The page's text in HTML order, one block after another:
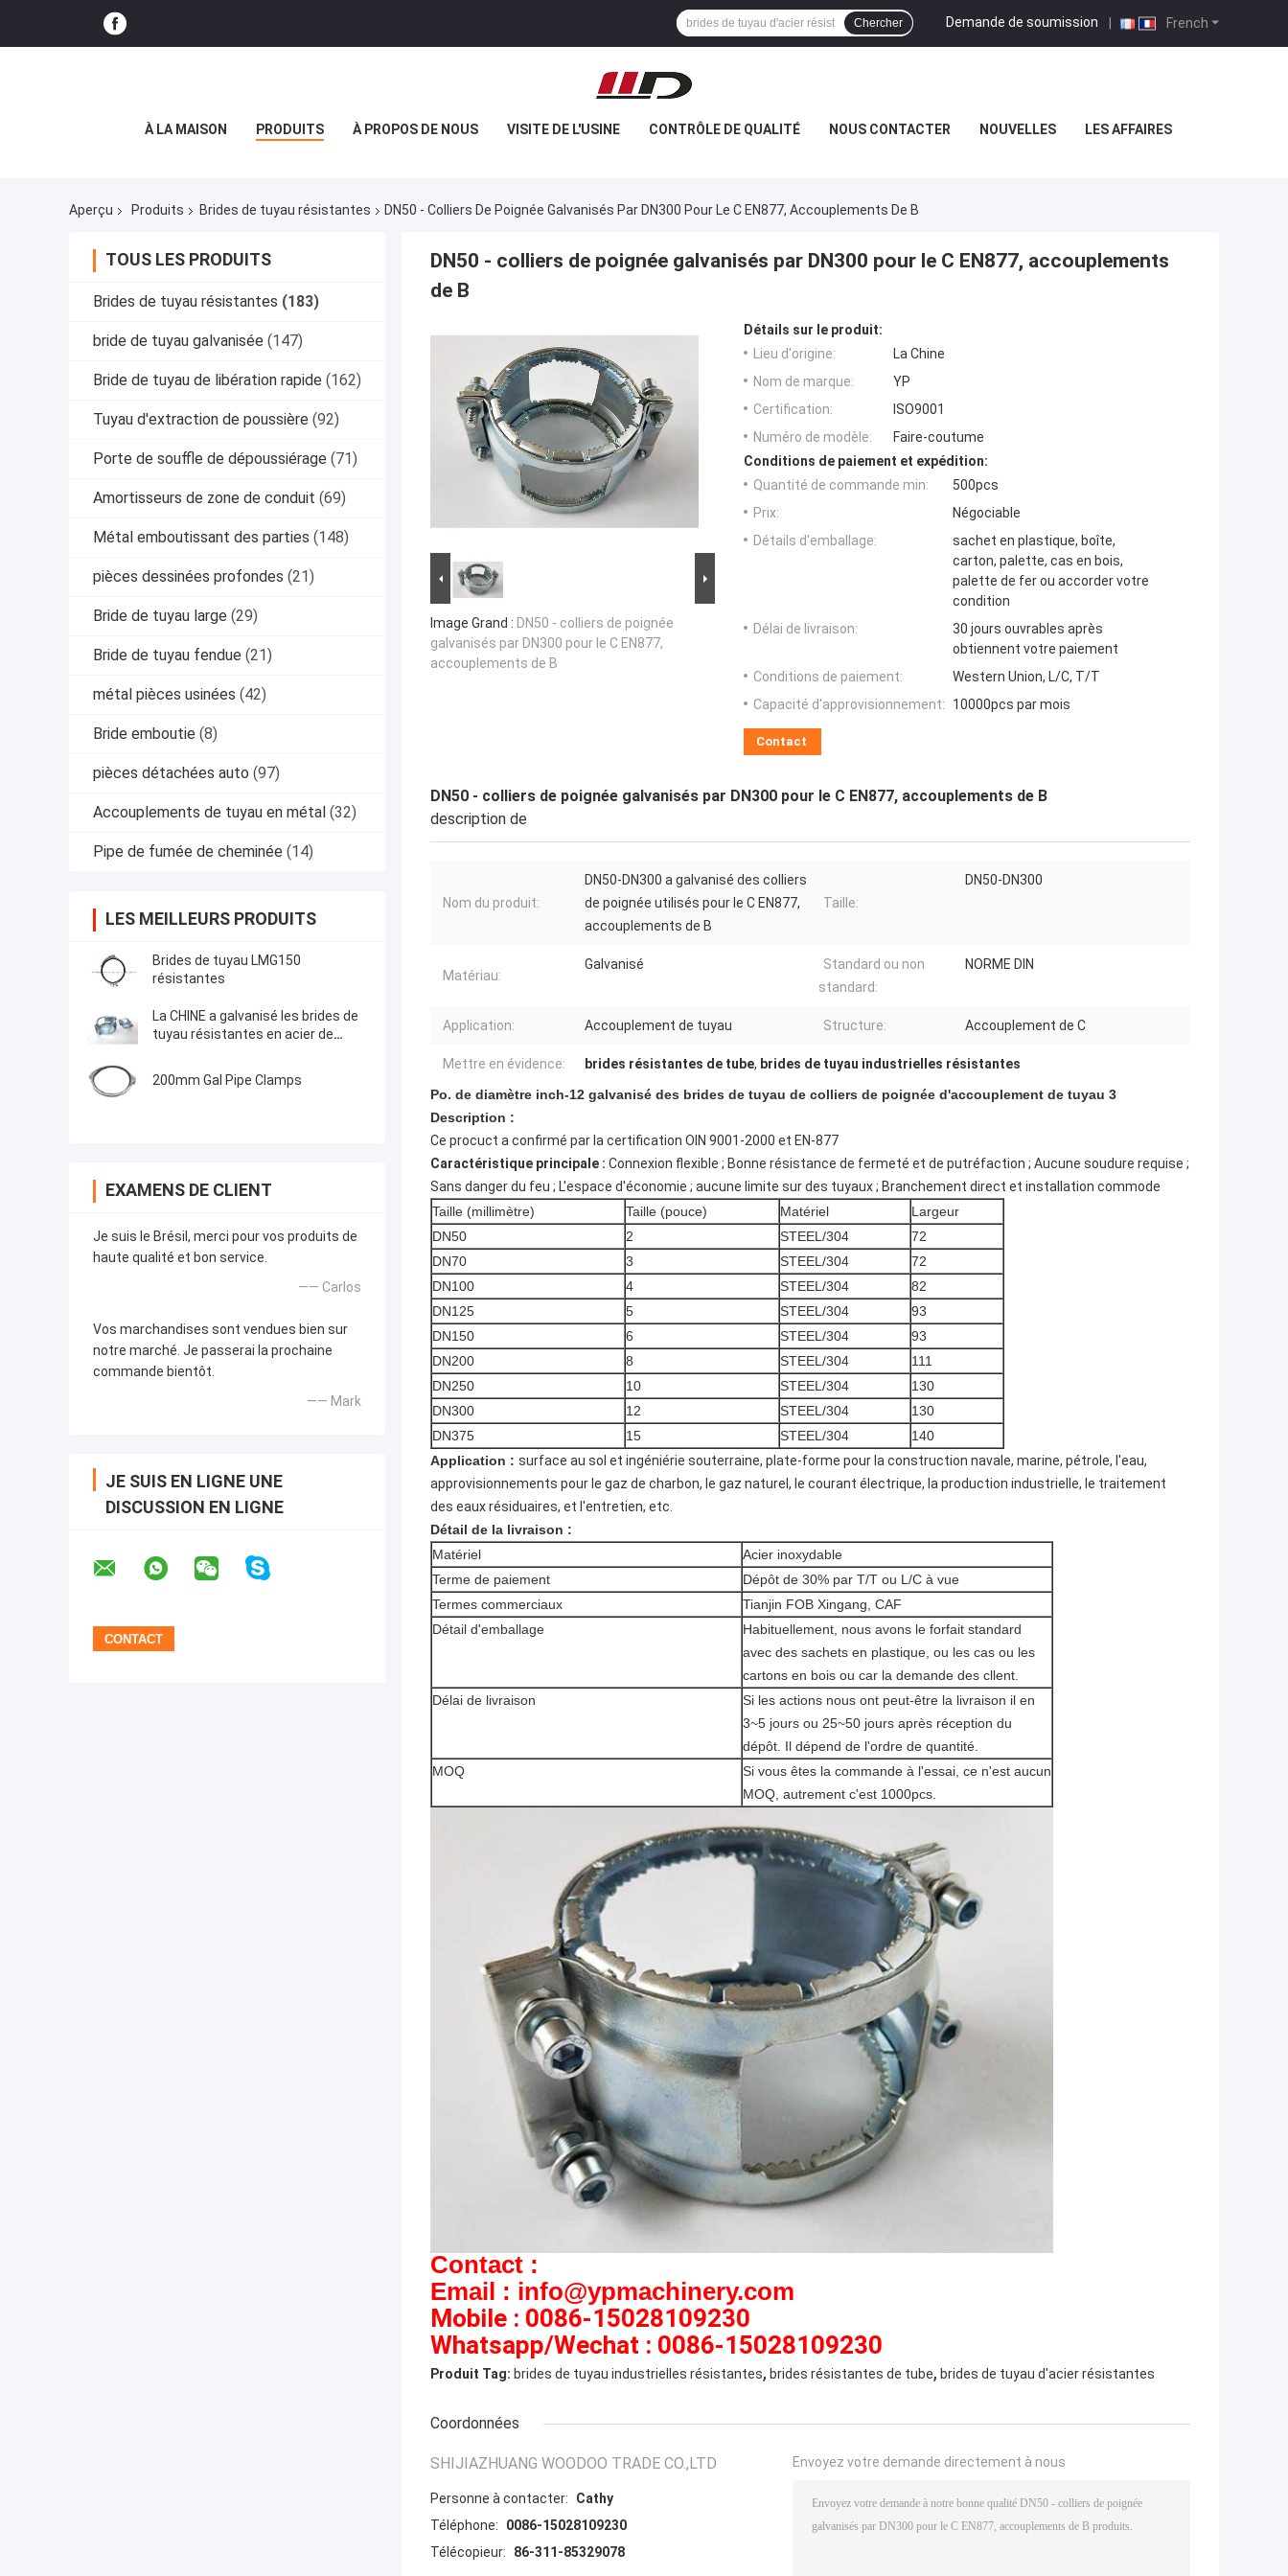
French
Demande de soumission |
Chercher
À LA MAISON PRODUITS À PROPOS DE NOUS VISITE DE L'USINE CONTRÔLE DE QUALITÉ NOUS CONTACTER NOUVELLES LES AFFAIRES
Aperçu Produits Brides de tuyau résistantes DN50 - Colliers De Poignée Galvanisés Par DN300 Pour Le C EN877, Accouplements De B
TOUS LES PRODUITS
Brides de tuyau résistantes (183)
bride de tuyau galvanisée (147)
Bride de tuyau de libération rapide (162)
Tuyau d'extraction de poussière (92)
Porte de souffle de dépoussiérage (71)
Amortisseurs de zone de conduit (69)
Métal emboutissant des parties (148)
pièces dessinées profondes (21)
Bride de tuyau large (29)
Bride de tuyau fendue (21)
métal pièces usinées (42)
Bride emboutie (8)
pièces détachées auto (97)
Accouplements de tuyau en métal (32)
Pipe de fumée de cheminée (14)
LES MEILLEURS PRODUITS
Brides de tuyau LMG150
résistantes
La CHINE a galvanisé les brides de
tuyau résistantes en acier de
200mm Gal Pipe Clamps
EXAMENS DE CLIENT
Je suis le Brésil, merci pour vos produits de
haute qualité et bon service.
—— Carlos
Vos marchandises sont vendues bien sur
notre marché. Je passerai la prochaine
commande bientôt.
—— Mark
JE SUIS EN LIGNE UNE
DISCUSSION EN LIGNE
DN50 - colliers de poignée galvanisés par DN300 pour le C EN877, accouplements
de B
Image Grand : DN50 - colliers de poignée
galvanisés par DN300 pour le C EN877,
accouplements de B
Détails sur le produit:
Lieu d'origine:
La Chine
Nom de marque:
YP
Certification:
ISO9001
Numéro de modèle:
Faire-coutume
Conditions de paiement et expédition:
Quantité de commande min:
500pcs
Prix:
Négociable
Détails d'emballage:
sachet en plastique, boîte,
carton, palette, cas en bois,
palette de fer ou accorder votre
condition
Délai de livraison:
30 jours ouvrables après
obtiennent votre paiement
Conditions de paiement:
Western Union, L/C, T/T
Capacité d'approvisionnement:
10000pcs par mois
Contact
DN50 - colliers de poignée galvanisés par DN300 pour le C EN877, accouplements de B
description de
Nom du produit:
DN50-DN300 a galvanisé des colliers
de poignée utilisés pour le C EN877,
accouplements de B
Taille:
DN50-DN300
Matériau:
Galvanisé
Standard ou non
standard:
NORME DIN
Application: Accouplement de tuyau Structure: Accouplement de C
Mettre en évidence: brides résistantes de tube, brides de tuyau industrielles résistantes
Po. de diamètre inch-12 galvanisé des brides de tuyau de colliers de poignée d'accouplement de tuyau 3
Description :
Ce procuct a confirmé par la certification OIN 9001-2000 et EN-877
Caractéristique principale : Connexion flexible ; Bonne résistance de fermeté et de putréfaction ; Aucune soudure requise ;
Sans danger du feu ; L'espace d'économie ; aucune limite sur des tuyaux ; Branchement direct et installation commode
Taille (millimètre)
Taille (pouce) Matériel
Largeur
DN50
2 STEEL/304
72
DN70
3 STEEL/304
72
DN100
4 STEEL/304
82
DN125
5 STEEL/304
93
DN150
6 STEEL/304
93
DN200
8 STEEL/304
111
DN250
10 STEEL/304
130
DN300
12 STEEL/304
130
DN375
15 STEEL/304
140
Application : surface au sol et ingéniérie souterraine, plate-forme pour la construction navale, marine, pétrole, l'eau,
approvisionnements pour le gaz de charbon, le gaz naturel, le courant électrique, la production industrielle, le traitement
des eaux résiduaires, et l'entretien, etc.
Détail de la livraison :
Matériel
Acier inoxydable
Terme de paiement
Dépôt de 30% par T/T ou L/C à vue
Termes commerciaux
Tianjin FOB Xingang, CAF
Détail d'emballage
Habituellement, nous avons le forfait standard
avec des sachets en plastique, ou les cas ou les
cartons en bois ou car la demande des cllent.
Délai de livraison
Si les actions nous ont peut-être la livraison il en
3~5 jours ou 25~50 jours après réception du
dépôt. Il dépend de l'ordre de quantité.
MOQ
Si vous êtes la commande à l'essai, ce n'est aucun
MOQ, autrement c'est 1000pcs.
Contact :
Email : info@ypmachinery.com
Mobile : 0086-15028109230
Whatsapp/Wechat : 0086-15028109230
Produit Tag: brides de tuyau industrielles résistantes, brides résistantes de tube, brides de tuyau d'acier résistantes
Coordonnées
SHIJIAZHUANG WOODOO TRADE CO.,LTD
Personne à contacter:
Cathy
Téléphone:
0086-15028109230
Télécopieur:
86-311-85329078
Envoyez votre demande directement à nous